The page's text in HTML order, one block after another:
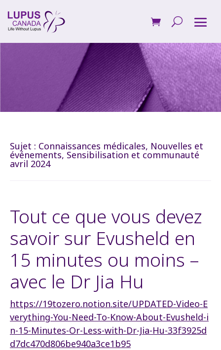
Sujet : Connaissances médicales, Nouvelles et
événements, Sensibilisation et communauté
avril 2024
Tout ce que vous devez
savoir sur Evusheld en
15 minutes ou moins –
avec le Dr Jia Hu
https://19tozero.notion.site/UPDATED-Video-E
verything-You-Need-To-Know-About-Evusheld-i
n-15-Minutes-Or-Less-with-Dr-Jia-Hu-33f3925d
d7dc470d806be940a3ce1b95